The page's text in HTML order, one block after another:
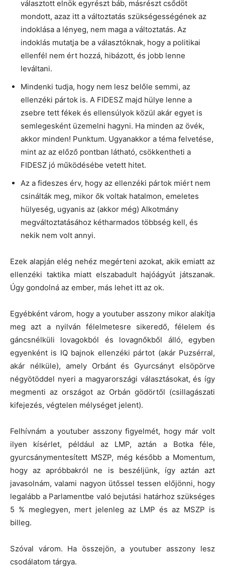
választott elnök egyrészt báb, másrészt csődöt
mondott, azaz itt a változtatás szükségességének az
indoklása a lényeg, nem maga a változtatás. Az
indoklás mutatja be a választóknak, hogy a politikai
ellenfél nem ért hozzá, hibázott, és jobb lenne
leváltani.
Mindenki tudja, hogy nem lesz belőle semmi, az
ellenzéki pártok is. A FIDESZ majd hülye lenne a
zsebre tett fékek és ellensúlyok közül akár egyet is
semlegesként üzemelni hagyni. Ha minden az övék,
akkor minden! Punktum. Ugyanakkor a téma felvetése,
mint az az előző pontban látható, csökkentheti a
FIDESZ jó működésébe vetett hitet.
Az a fideszes érv, hogy az ellenzéki pártok miért nem
csinálták meg, mikor ők voltak hatalmon, emeletes
hülyeség, ugyanis az (akkor még) Alkotmány
megváltoztatásához kétharmados többség kell, és
nekik nem volt annyi.
Ezek alapján elég nehéz megérteni azokat, akik emiatt az
ellenzéki taktika miatt elszabadult hajóágyút játszanak.
Úgy gondolná az ember, más lehet itt az ok.
Egyébként várom, hogy a youtuber asszony mikor alakítja
meg azt a nyilván félelmetesre sikeredő, félelem és
gáncsnélküli lovagokból és lovagnőkből álló, egyben
egyenként is IQ bajnok ellenzéki pártot (akár Puzsérral,
akár nélküle), amely Orbánt és Gyurcsányt elsöpörve
négyötöddel nyeri a magyarországi választásokat, és így
megmenti az országot az Orbán gödörtől (csillagászati
kifejezés, végtelen mélységet jelent).
Felhívnám a youtuber asszony figyelmét, hogy már volt
ilyen kísérlet, például az LMP, aztán a Botka féle,
gyurcsánymentesített MSZP, még később a Momentum,
hogy az apróbbakról ne is beszéljünk, így aztán azt
javasolnám, valami nagyon ütőssel tessen előjönni, hogy
legalább a Parlamentbe való bejutási határhoz szükséges
5 % meglegyen, mert jelenleg az LMP és az MSZP is
billeg.
Szóval várom. Ha összejön, a youtuber asszony lesz
csodálatom tárgya.